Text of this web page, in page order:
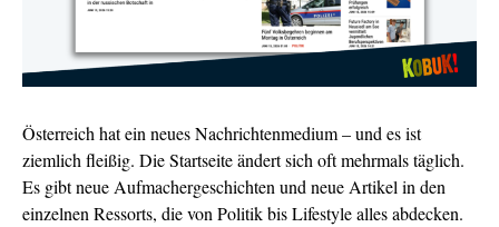
Österreich hat ein neues Nachrichtenmedium – und es ist
ziemlich fleißig. Die Startseite ändert sich oft mehrmals täglich.
Es gibt neue Aufmachergeschichten und neue Artikel in den
einzelnen Ressorts, die von Politik bis Lifestyle alles abdecken.